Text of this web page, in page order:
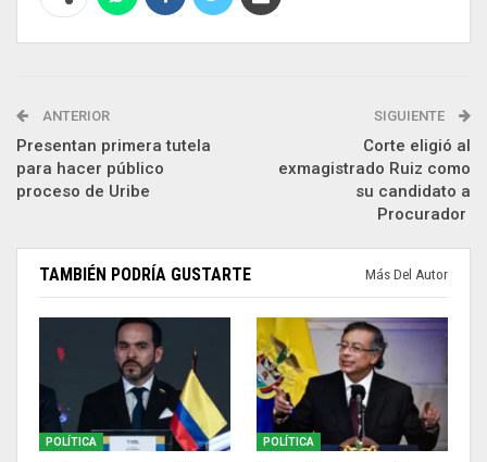
ANTERIOR
Presentan primera tutela
para hacer público
proceso de Uribe
SIGUIENTE
Corte eligió al
exmagistrado Ruiz como
su candidato a
Procurador
TAMBIÉN PODRÍA GUSTARTE Más Del Autor
POLÍTICA POLÍTICA